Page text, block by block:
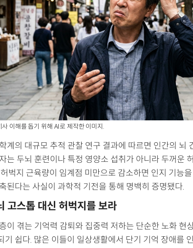
사 이해를 돕기 위해 AI로 제작한 이미지.
계의 대규모 추적 관찰 연구 결과에 따르면 인간의 뇌
는 두뇌 훈련이나 특정 영양소 섭취가 아니라 두꺼운
벅지 근육량이 임계점 미만으로 감소하면 인지 기능
된다는 사실이 과학적 기전을 통해 명백히 증명됐다.
고스톱 대신 허벅지를 보라
이 겪는 기억력 감퇴와 집중력 저하는 단순한 노화 현
기 쉽다. 많은 이들이 일상생활에서 단기 기억 장애를